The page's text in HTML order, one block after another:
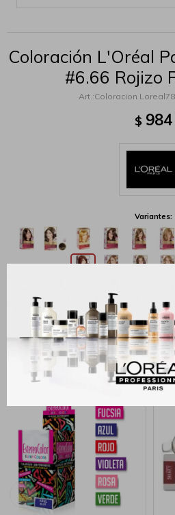
Coloración L'Oréal
#6.66 Rojizo
Coloracion
$ 984
Variantes:
MÉTODOS Y
Productos que te